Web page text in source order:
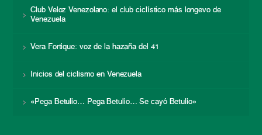
Club Veloz Venezolano: el club ciclístico más longevo de
Venezuela
Vera Fortique: voz de la hazaña del 41
Inicios del ciclismo en Venezuela
«Pega Betulio… Pega Betulio… Se cayó Betulio»